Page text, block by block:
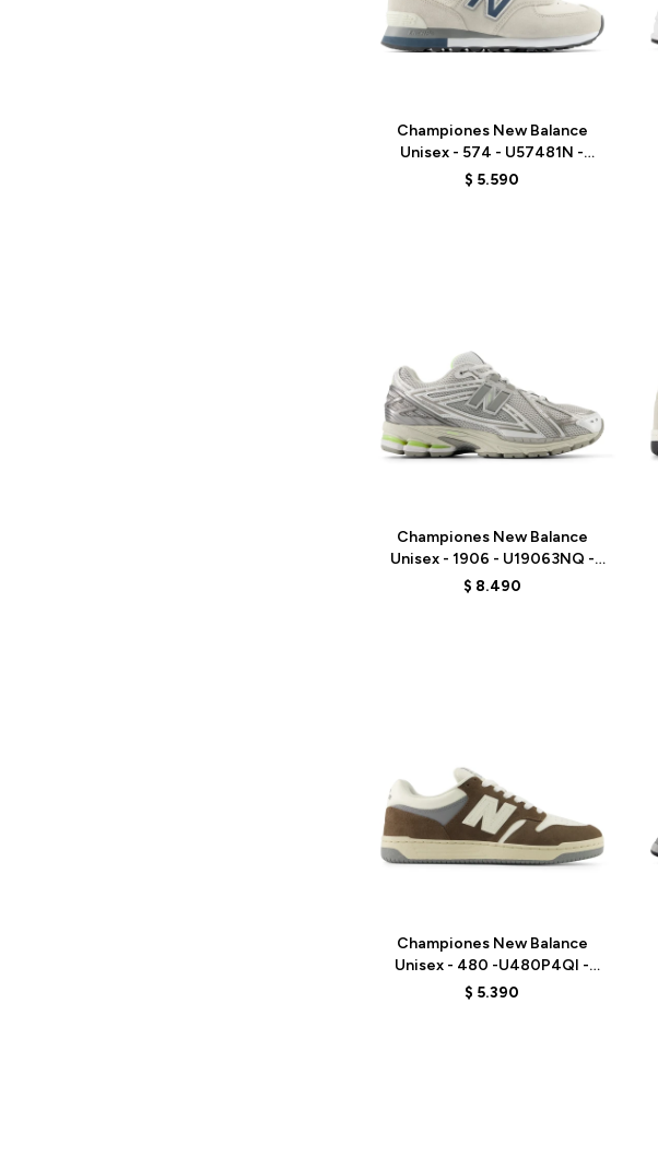
Championes New Balance
Unisex - 574 - U57481N -
GREY/BLUE
$ 5.590
Championes New Balance
Unisex - 1906 - U19063NQ -
GREY
$ 8.490
Championes New Balance
Unisex - 480 -U480P4QI -
BROWN
$ 5.390